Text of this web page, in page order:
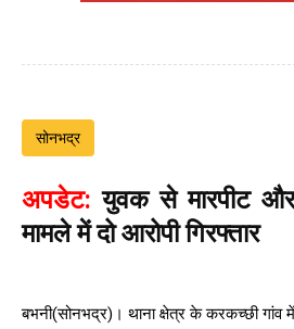
सोनभद्र
अपडेट: युवक से मारपीट और
मामले में दो आरोपी गिरफ्तार
बभनी(सोनभद्र)। थाना क्षेत्र के करकच्छी